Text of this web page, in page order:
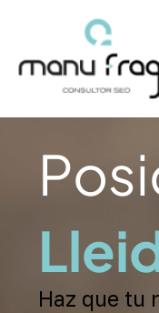
Haz que tu